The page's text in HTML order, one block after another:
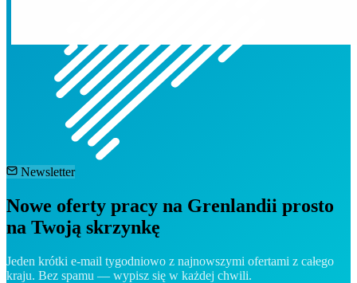
Newsletter
Nowe oferty pracy na Grenlandii prosto
na Twoją skrzynkę
Jeden krótki e-mail tygodniowo z najnowszymi ofertami z całego
kraju. Bez spamu — wypisz się w każdej chwili.